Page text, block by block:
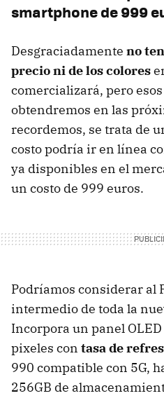
smartphone de 999
Desgraciadamente no
precio ni de los colores
comercializará, pero
obtendremos en las
recordemos, se trata de
costo podría ir en línea
ya disponibles en el
un costo de 999 euros.
Podríamos considerar al
intermedio de toda la
Incorpora un panel
pixeles con tasa de
990 compatible con 5G,
256GB de